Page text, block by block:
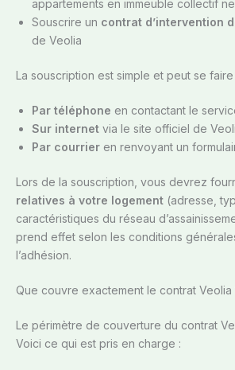
appartements en immeuble collectif
Souscrire un contrat d’intervention
de Veolia
La souscription est simple et peut se
Par téléphone en contactant le
Sur internet via le site officiel de
Par courrier en renvoyant un
Lors de la souscription, vous devrez
relatives à votre logement (adresse,
caractéristiques du réseau
prend effet selon les conditions
l’adhésion.
Que couvre exactement le contrat Veolia
Le périmètre de couverture du contrat
Voici ce qui est pris en charge :